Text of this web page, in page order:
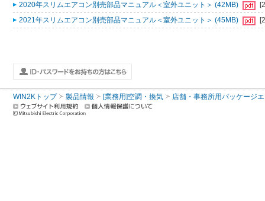
2020年スリムエアコン別売部品マニュアル＜室外ユニット＞ (42MB)
2021年スリムエアコン別売部品マニュアル＜室外ユニット＞ (45MB)
WIN2Kトップ 製品情報 [業務用]空調・換気 店舗・事務所用パッケージ